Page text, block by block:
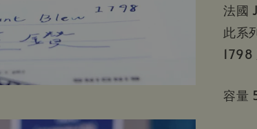
法國
此系
1798
容量